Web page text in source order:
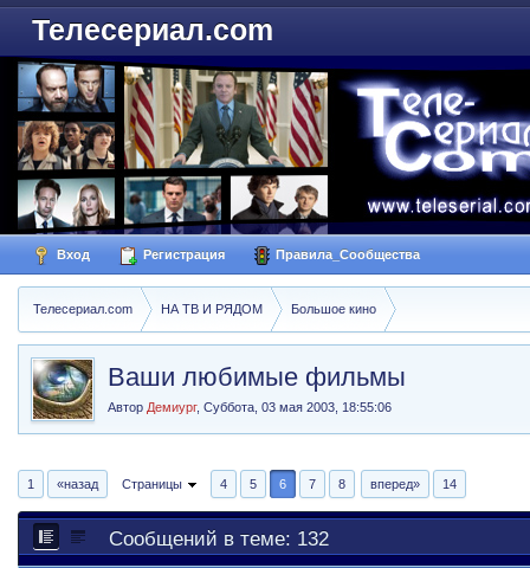
Телесериал.com
Вход Регистрация Правила_Сообщества
Телесериал.com НА ТВ И РЯДОМ Большое кино
Ваши любимые фильмы
Автор Демиург,Суббота, 03 мая 2003, 18:55:06
1 «назад Страницы 4 5 6 7 8 вперед» 14
Сообщений в теме: 132